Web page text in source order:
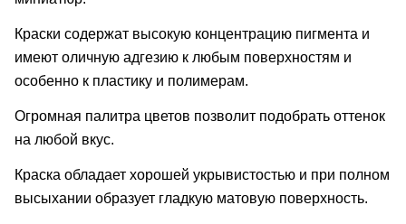
Краски содержат высокую концентрацию пигмента и
имеют оличную адгезию к любым поверхностям и
особенно к пластику и полимерам.
Огромная палитра цветов позволит подобрать оттенок
на любой вкус.
Краска обладает хорошей укрывистостью и при полном
высыхании образует гладкую матовую поверхность.